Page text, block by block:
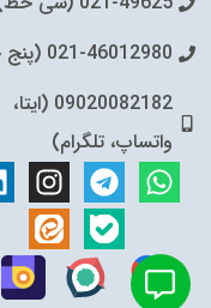
021-46012980 (پنج خط)
09020082182 (ایتا،
واتساپ، تلگرام)